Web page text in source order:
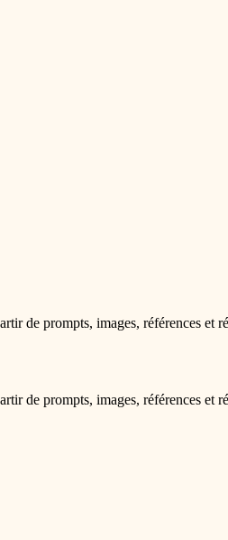
de prompts, images, références et
de prompts, images, références et